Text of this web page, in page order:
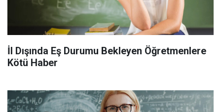
İl Dışında Eş Durumu Bekleyen Öğretmenlere
Kötü Haber